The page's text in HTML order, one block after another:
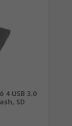
USB 3.0
SD